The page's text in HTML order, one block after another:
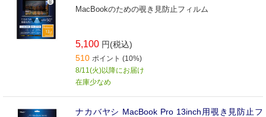
MacBookのための覗き見防止フィルム
5,100 円(税込)
510 ポイント (10%)
8/11(火)以降にお届け
在庫少なめ
ナカバヤシ MacBook Pro 13inch用覗き見防止フ